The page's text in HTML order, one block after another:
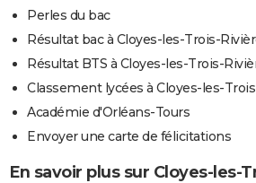
Perles du bac
Résultat bac à Cloyes-les-Trois-
Résultat BTS à Cloyes-les-Trois-
Classement lycées à Cloyes-les-
Académie d'Orléans-Tours
Envoyer une carte de félicitations
En savoir plus sur Cloyes-les-